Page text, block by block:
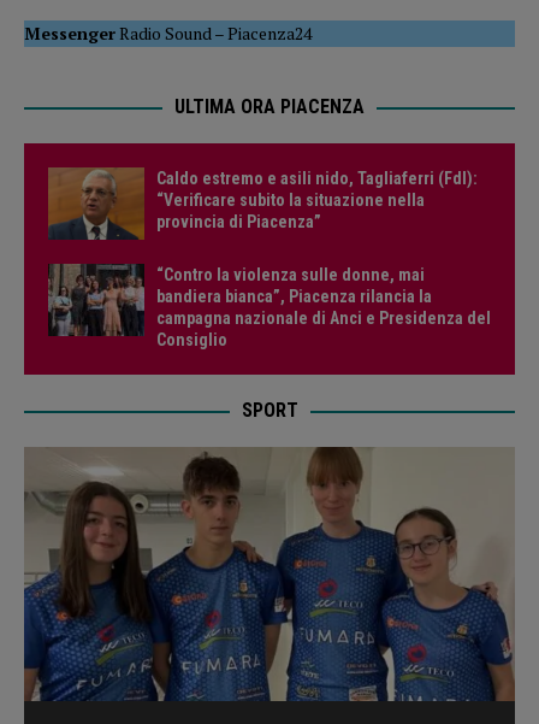
MessengerRadio Sound –Piacenza24
ULTIMA ORA PIACENZA
Caldo estremo e asili nido, Tagliaferri (FdI):
“Verificare subito la situazione nella
provincia di Piacenza”
“Contro la violenza sulle donne, mai
bandiera bianca”, Piacenza rilancia la
campagna nazionale di Anci e Presidenza del
Consiglio
SPORT